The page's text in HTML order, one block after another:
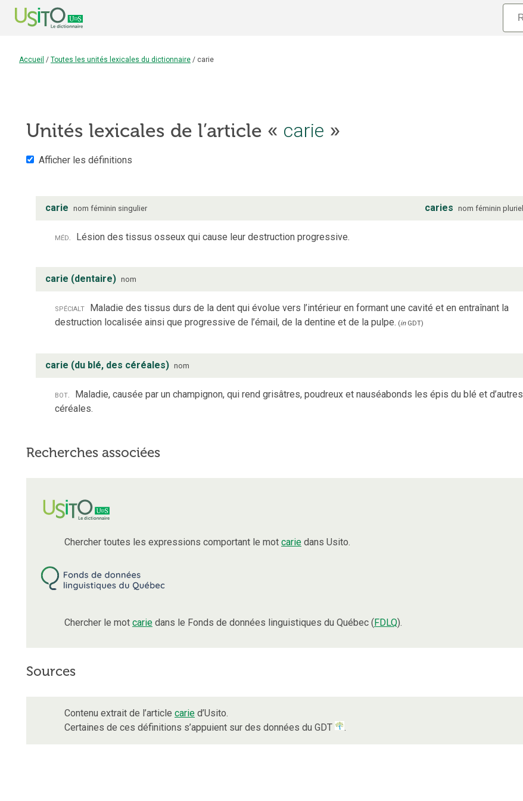
Accueil / Toutes les unités lexicales du dictionnaire / carie
Unités lexicales de l’article « carie »
Afficher les définitions
carie nom féminin singulier caries nom féminin pluriel
méd. Lésion des tissus osseux qui cause leur destruction progressive.
carie (dentaire) nom
spécialt Maladie des tissus durs de la dent qui évolue vers l’intérieur en formant une cavité et en entraînant la
destruction localisée ainsi que progressive de l’émail, de la dentine et de la pulpe. (inGDT)
carie (du blé, des céréales) nom
bot. Maladie, causée par un champignon, qui rend grisâtres, poudreux et nauséabonds les épis du blé et d’autres
céréales.
Recherches associées
Chercher toutes les expressions comportant le mot carie dans Usito.
Chercher le mot carie dans le Fonds de données linguistiques du Québec (FDLQ).
Sources
Contenu extrait de l’article carie d’Usito.
Certaines de ces définitions s’appuient sur des données du GDT
.